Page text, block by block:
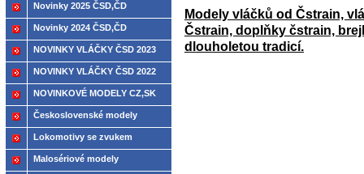
Modely vláčků od Čstrain,
Čstrain, doplňky čstrain,
dlouholetou tradicí.
Novinky 2025 ČSD,ČD
Novinky 2024 ČSD,ČD
NOVINKY VLÁČKY ČSD 2023
NOVINKY VLÁČKY ČSD 2022
NOVINKOVÉ MODELY CZ,SK
2021
Československé modely
ČSD,ČD
Lokomotivy se zvukem
Malosériové modely